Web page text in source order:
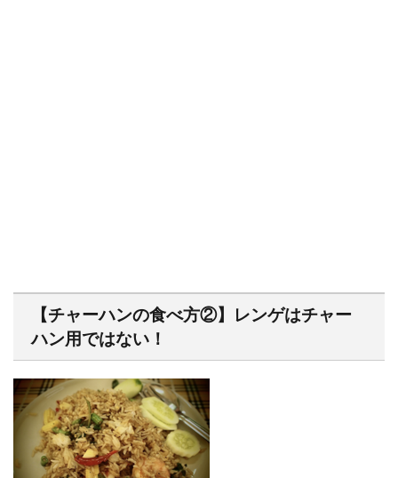
【チャーハンの食べ方②】レンゲはチャー
ハン用ではない！